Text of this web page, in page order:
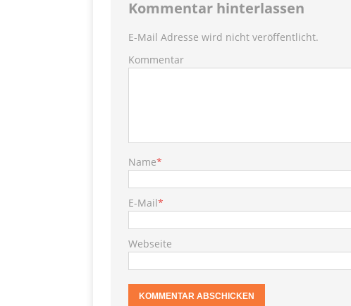
VERPOORTEN
Kommentar hinterlassen
E-Mail Adresse wird nicht veröffentlicht.
Kommentar
Name*
E-Mail*
Webseite